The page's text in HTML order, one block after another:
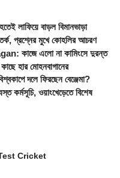
লাফিয়ে বাড়ল বিমানভাড়া
প্রশ্নের মুখে কোহলির আচরণ
কাজে এলো না কামিংসে দুরন্ত
হার মোহনবাগানের
দলে ফিরছেন বেঞ্জেমা?
ওয়াংখেড়েতে বিশেষ
Cricket